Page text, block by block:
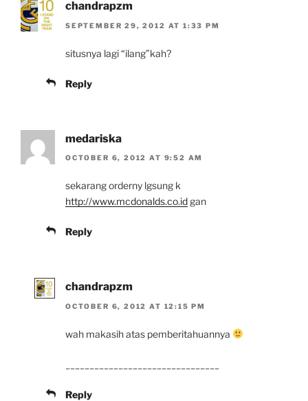
chandrapzm
SEPTEMBER 29, 2012 AT 1:33 PM
situsnya lagi “ilang”kah?
Reply
medariska
OCTOBER 6, 2012 AT 9:52 AM
sekarang orderny lgsung k
http://www.mcdonalds.co.id gan
Reply
chandrapzm
OCTOBER 6, 2012 AT 12:15 PM
wah makasih atas pemberitahuannya
Reply